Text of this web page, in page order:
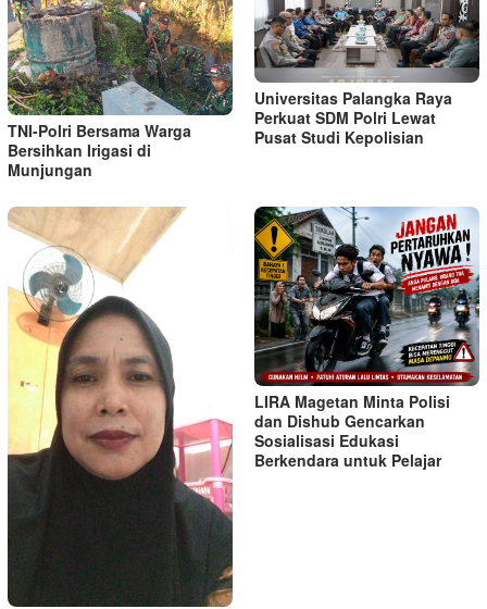
TNI-Polri Bersama Warga
Bersihkan Irigasi di
Munjungan
Universitas Palangka Raya
Perkuat SDM Polri Lewat
Pusat Studi Kepolisian
LIRA Magetan Minta Polisi
dan Dishub Gencarkan
Sosialisasi Edukasi
Berkendara untuk Pelajar